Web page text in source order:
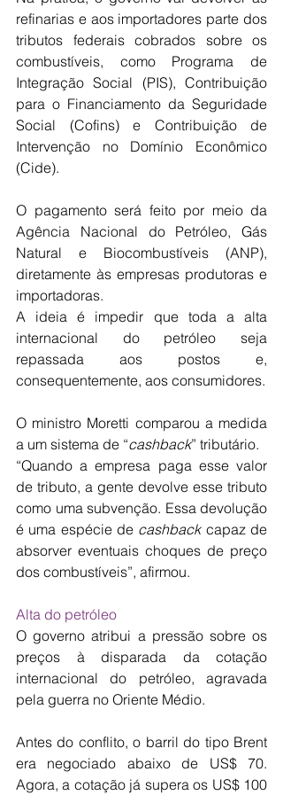
refinarias e aos importadores parte dos
tributos federais cobrados sobre os
combustíveis, como Programa de
Integração Social (PIS), Contribuição
para o Financiamento da Seguridade
Social (Cofins) e Contribuição de
Intervenção no Domínio Econômico
(Cide).
O pagamento será feito por meio da
Agência Nacional do Petróleo, Gás
Natural e Biocombustíveis (ANP),
diretamente às empresas produtoras e
importadoras.
A ideia é impedir que toda a alta
internacional do petróleo seja
repassada aos postos e,
consequentemente, aos consumidores.
O ministro Moretti comparou a medida
a um sistema de “cashback” tributário.
“Quando a empresa paga esse valor
de tributo, a gente devolve esse tributo
como uma subvenção. Essa devolução
é uma espécie de cashback capaz de
absorver eventuais choques de preço
dos combustíveis”, afirmou.
Alta do petróleo
O governo atribui a pressão sobre os
preços à disparada da cotação
internacional do petróleo, agravada
pela guerra no Oriente Médio.
Antes do conflito, o barril do tipo Brent
era negociado abaixo de US$ 70.
Agora, a cotação já supera os US$ 100